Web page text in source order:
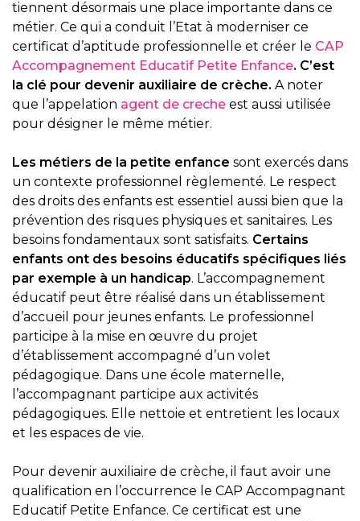
tiennent désormais une place importante dans ce
métier. Ce qui a conduit l’Etat à moderniser ce
certificat d’aptitude professionnelle et créer le CAP
Accompagnement Educatif Petite Enfance. C’est
la clé pour devenir auxiliaire de crèche. A noter
que l’appelation agent de creche est aussi utilisée
pour désigner le même métier.
Les métiers de la petite enfance sont exercés dans
un contexte professionnel règlementé. Le respect
des droits des enfants est essentiel aussi bien que la
prévention des risques physiques et sanitaires. Les
besoins fondamentaux sont satisfaits. Certains
enfants ont des besoins éducatifs spécifiques liés
par exemple à un handicap. L’accompagnement
éducatif peut être réalisé dans un établissement
d’accueil pour jeunes enfants. Le professionnel
participe à la mise en œuvre du projet
d’établissement accompagné d’un volet
pédagogique. Dans une école maternelle,
l’accompagnant participe aux activités
pédagogiques. Elle nettoie et entretient les locaux
et les espaces de vie.
Pour devenir auxiliaire de crèche, il faut avoir une
qualification en l’occurrence le CAP Accompagnant
Educatif Petite Enfance. Ce certificat est une